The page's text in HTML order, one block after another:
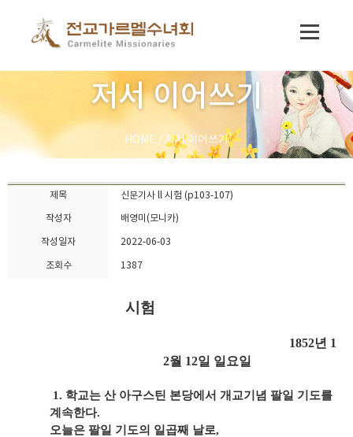
저서 이어쓰기
HOME / 저서 이어쓰기
제목 신문기사 ll 시험 (p103-107)
작성자 배영미(모니카)
작성일자 2022-06-03
조회수 1387
시험
1852년 1
2월 12일 일요일
1. 학교는 산 아구스틴 본당에서 개교기념 팔일 기도를
계속한다.
오늘은 팔일 기도의 일곱째 날로,